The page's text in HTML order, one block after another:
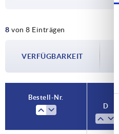
8
12
8 von 8 Einträgen
VERFÜGBARKEIT
Bestell-Nr.
D